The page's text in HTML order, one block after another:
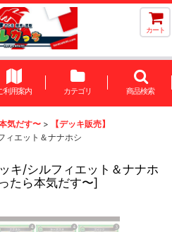
カート
利用案内 カテゴリ 商品検索
気だす〜 >
【デッキ販売】
ィエット＆ナナホシ
キ/シルフィエット＆ナナホ
たら本気だす〜]